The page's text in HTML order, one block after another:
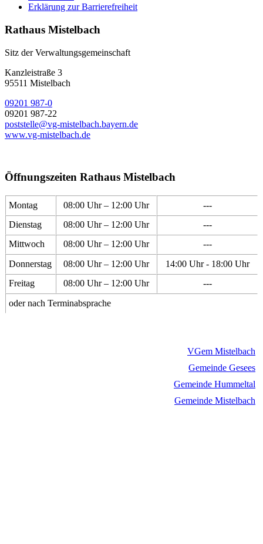
Erklärung zur Barrierefreiheit
Rathaus Mistelbach
Sitz der Verwaltungsgemeinschaft
Kanzleistraße 3
95511 Mistelbach
09201 987-0
09201 987-22
poststelle@vg-mistelbach.bayern.de
www.vg-mistelbach.de
Öffnungszeiten Rathaus Mistelbach
Montag 08:00 Uhr – 12:00 Uhr
---
Dienstag
08:00 Uhr – 12:00 Uhr
---
Mittwoch
08:00 Uhr – 12:00 Uhr
---
Donnerstag
08:00 Uhr – 12:00 Uhr
14:00 Uhr - 18:00 Uhr
Freitag
08:00 Uhr – 12:00 Uhr
---
oder nach Terminabsprache
VGem Mistelbach
Gemeinde Gesees
Gemeinde Hummeltal
Gemeinde Mistelbach